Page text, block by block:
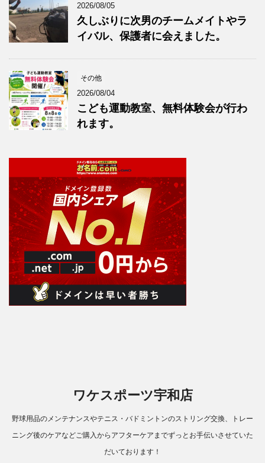
2026/08/05
久しぶりに次男のチームメイトやラ
イバル、保護者に会えました。
その他
2026/08/04
こども運動教室、無料体験会が行わ
れます。
ワケスポーツ宇和店
野球用品のメンテナンスやテニス・バドミントンのストリング交換、トレー
ニング後のケアなどご購入からアフターケアまでずっとお手伝いさせていた
だいております！